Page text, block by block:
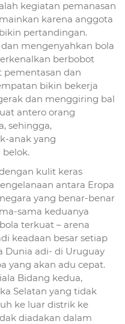
kegiatan pemanasan
karena anggota
pertandingan.
mengenyahkan bola
berbobot
pementasan dan
bikin bekerja
dan menggiring bal
antero orang
sehingga,
anak yang
kulit keras
antara Eropa
yang benar-benar
sama keduanya
terkuat – arena
keadaan besar setiap
Dunia adi- di Uruguay
yang akan adu cepat.
Bidang kedua,
Selatan yang tidak
ke luar distrik ke
diadakan dalam